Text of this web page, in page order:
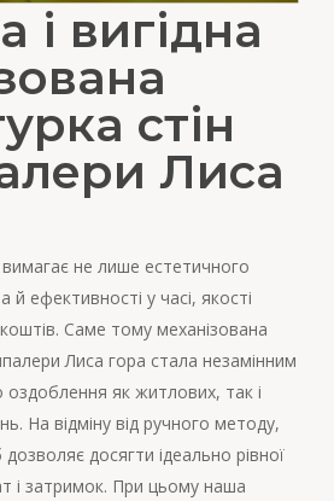
і вигідна
стін
Лиса
не лише естетичного
й ефективності у часі, якості
Саме тому механізована
Лиса гора стала незамінним
як житлових, так і
На відміну від ручного методу,
досягти ідеально рівної
і затримок. При цьому наша